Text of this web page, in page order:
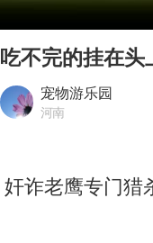
00:00
吃不完的挂在
宠物游乐园
河南
奸诈老鹰专门猎